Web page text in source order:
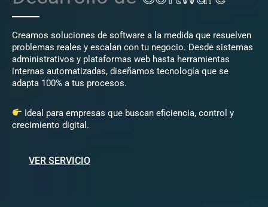
Creamos soluciones de software a la medida que resuelven
problemas reales y escalan con tu negocio. Desde sistemas
administrativos y plataformas web hasta herramientas
internas automatizadas, diseñamos tecnología que se
adapta 100% a tus procesos.
Ideal para empresas que buscan eficiencia, control y
crecimiento digital.
VER SERVICIO